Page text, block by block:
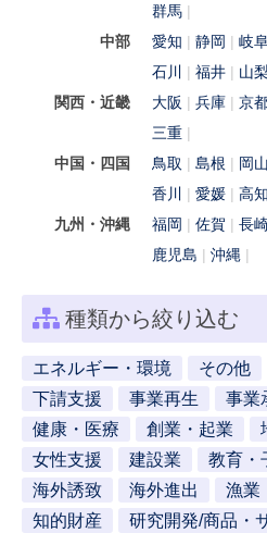
群馬
中部
愛知 静岡 岐
石川
福井
山梨
関西・近畿
大阪 兵庫 京
三重
中国・四国
鳥取 島根 岡山
香川
愛媛
高知
九州・沖縄
福岡 佐賀 長
鹿児島
沖縄
種類から絞り込む
エネルギー・環境 その他
下請支援
事業再生 事業
健康・医療
創業・起業
女性支援
建設業 教育・
海外誘致
海外進出 漁業
知的財産
研究開発/商品・